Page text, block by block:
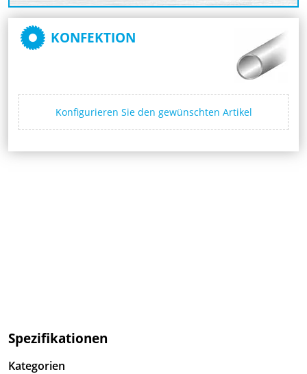
KONFEKTION
Konfigurieren Sie den gewünschten Artikel
Spezifikationen
Kategorien